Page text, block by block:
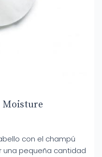
Moisture
con el champú
una pequeña cantidad